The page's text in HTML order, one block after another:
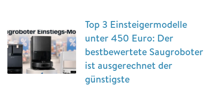
Top 3 Einsteigermodelle
unter 450 Euro: Der
bestbewertete Saugroboter
ist ausgerechnet der
günstigste